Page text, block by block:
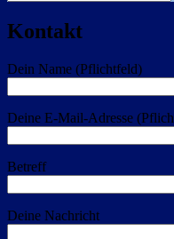
nach:
Kontakt
Dein Name (Pflichtfeld)
Deine E-Mail-Adresse
Betreff
Deine Nachricht